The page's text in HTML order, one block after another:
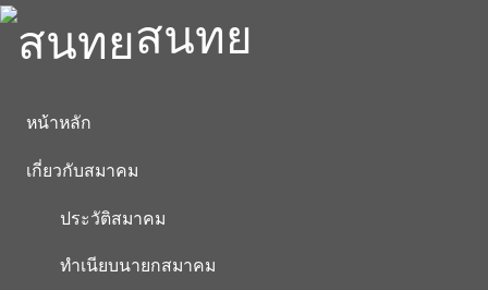
สนทย
หน้าหลัก
เกี่ยวกับสมาคม
ประวัติสมาคม
ทำเนียบนายกสมาคม